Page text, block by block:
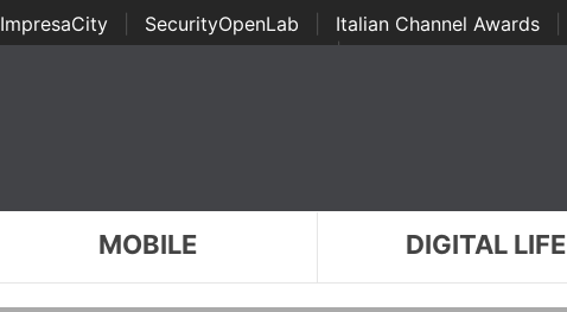
ImpresaCity SecurityOpenLab Italian Channel Awards
Awards | ...
MOBILE DIGITAL LIFE